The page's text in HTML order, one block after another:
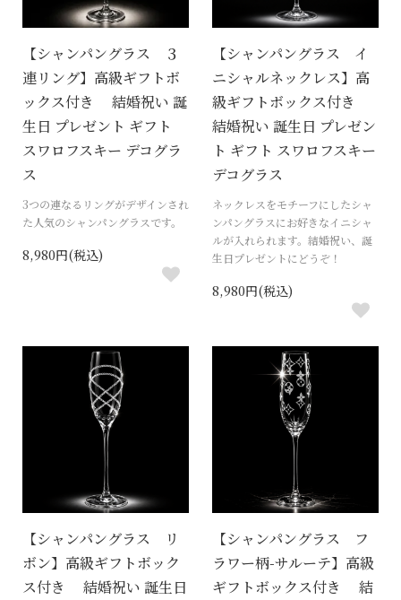
【シャンパングラス ３
連リング】高級ギフトボ
ックス付き 結婚祝い 誕
生日 プレゼント ギフト
スワロフスキー デコグラ
ス
3つの連なるリングがデザインされ
た人気のシャンパングラスです。
8,980円(税込)
【シャンパングラス イ
ニシャルネックレス】高
級ギフトボックス付き
結婚祝い 誕生日 プレゼン
ト ギフト スワロフスキー
デコグラス
ネックレスをモチーフにしたシャ
ンパングラスにお好きなイニシャ
ルが入れられます。結婚祝い、誕
生日プレゼントにどうぞ！
8,980円(税込)
【シャンパングラス リ
ボン】高級ギフトボック
ス付き 結婚祝い 誕生日
【シャンパングラス フ
ラワー柄-サルーテ】高級
ギフトボックス付き 結